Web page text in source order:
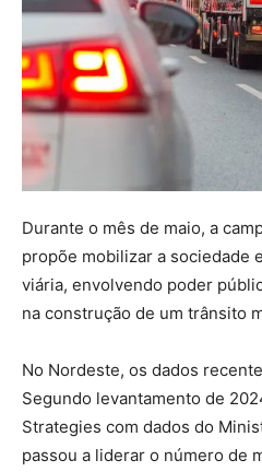
Durante o mês de maio, a
propõe mobilizar a sociedade
viária, envolvendo poder
na construção de um trânsito
No Nordeste, os dados
Segundo levantamento de
Strategies com dados do
passou a liderar o número de